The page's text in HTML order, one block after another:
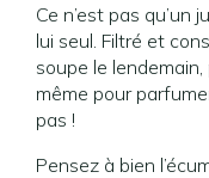
Ce n’est pas qu’un
lui seul. Filtré et
soupe le
même pour
pas !
Pensez à bien